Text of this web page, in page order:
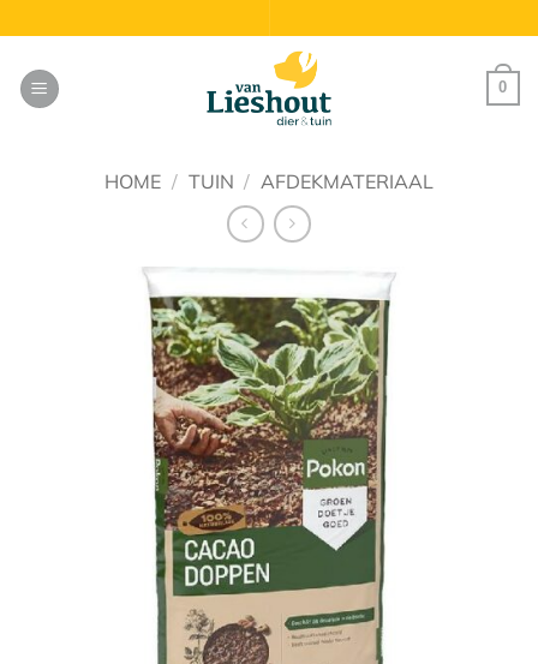
naar
inhoud
0
HOME / TUIN / AFDEKMATERIAAL